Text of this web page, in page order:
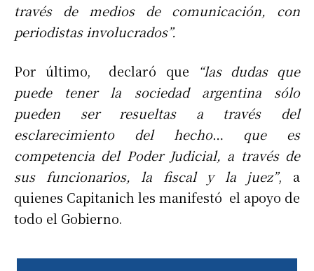
través de medios de comunicación, con
periodistas involucrados”.
Por último, declaró que
“las dudas que
puede tener la sociedad argentina sólo
pueden ser resueltas a través del
esclarecimiento del hecho… que es
competencia del Poder Judicial, a través de
sus funcionarios, la fiscal y la juez”, a
quienes Capitanich les manifestó el apoyo de
todo el Gobierno.